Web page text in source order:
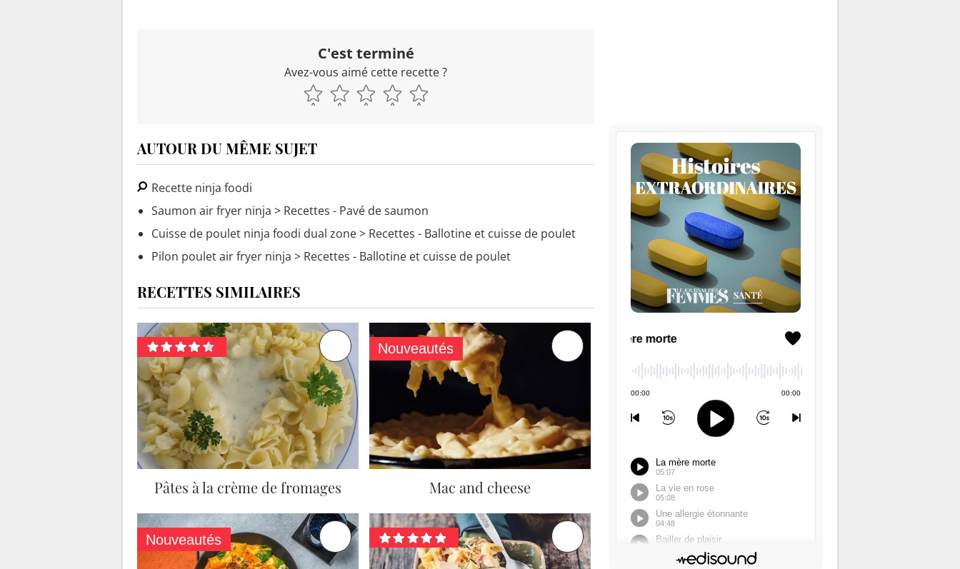
C'est terminé
Avez-vous aimé cette recette ?
AUTOUR DU MÊME SUJET
Recette ninja foodi
Saumon air fryer ninja > Recettes - Pavé de saumon
Cuisse de poulet ninja foodi dual zone> Recettes - Ballotine et cuisse de poulet
Pilon poulet air fryer ninja > Recettes - Ballotine et cuisse de poulet
RECETTES SIMILAIRES
Pâtes à la crème de fromages
Nouveautés
Mac and cheese
Nouveautés